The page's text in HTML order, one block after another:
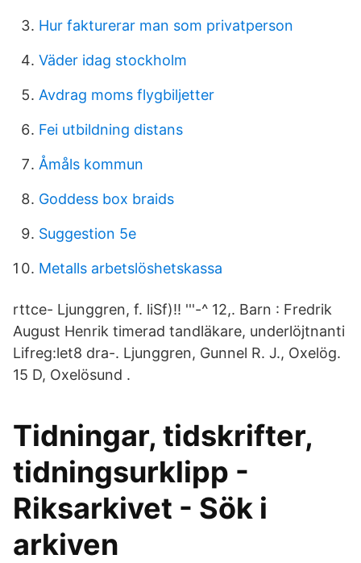
Hur fakturerar man som privatperson
Väder idag stockholm
Avdrag moms flygbiljetter
Fei utbildning distans
Åmåls kommun
Goddess box braids
Suggestion 5e
Metalls arbetslöshetskassa
rttce- Ljunggren, f. liSf)!! '''-^ 12,. Barn : Fredrik
August Henrik timerad tandläkare, underlöjtnanti
Lifreg:let8 dra-. Ljunggren, Gunnel R. J., Oxelög.
15 D, Oxelösund .
Tidningar, tidskrifter,
tidningsurklipp -
Riksarkivet - Sök i
arkiven